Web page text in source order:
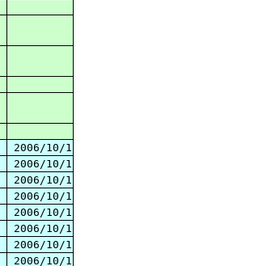
2006/10/1
2006/10/1
2006/10/1
2006/10/1
2006/10/1
2006/10/1
2006/10/1
2006/10/1